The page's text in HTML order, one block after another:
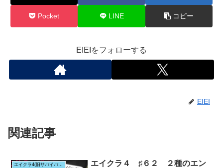
Pocket LINE コピー
EIEIをフォローする
EIEI
関連記事
エイクラ4(旧サバイバルシリーズ)
エイクラ４ ♯６２ ２種のエン